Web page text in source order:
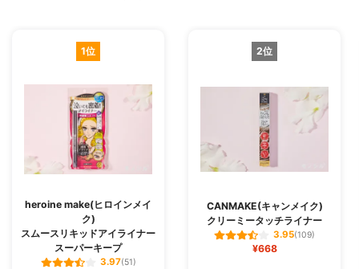
1位
heroine make(ヒロインメイ
ク)
スムースリキッドアイライナー
スーパーキープ
3.97(51)
2位
CANMAKE(キャンメイク)
クリーミータッチライナー
3.95(109)
¥668